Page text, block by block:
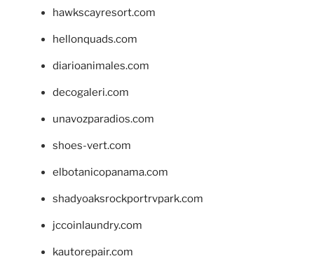
hawkscayresort.com
hellonquads.com
diarioanimales.com
decogaleri.com
unavozparadios.com
shoes-vert.com
elbotanicopanama.com
shadyoaksrockportrvpark.com
jccoinlaundry.com
kautorepair.com